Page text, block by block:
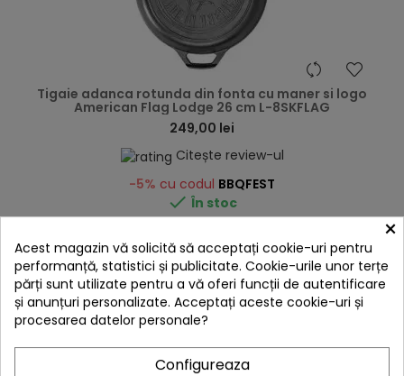
Tigaie adanca rotunda din fonta cu maner si logo
American Flag Lodge 26 cm L-8SKFLAG
249,00 lei
Citește review-ul
-5% cu codul BBQFEST
 În stoc
×
Acest magazin vă solicită să acceptați cookie-uri pentru
performanță, statistici și publicitate. Cookie-urile unor terțe
părți sunt utilizate pentru a vă oferi funcții de autentificare
și anunțuri personalizate. Acceptați aceste cookie-uri și
procesarea datelor personale?
Configureaza